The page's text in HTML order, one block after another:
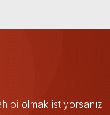
olmak istiyorsanız